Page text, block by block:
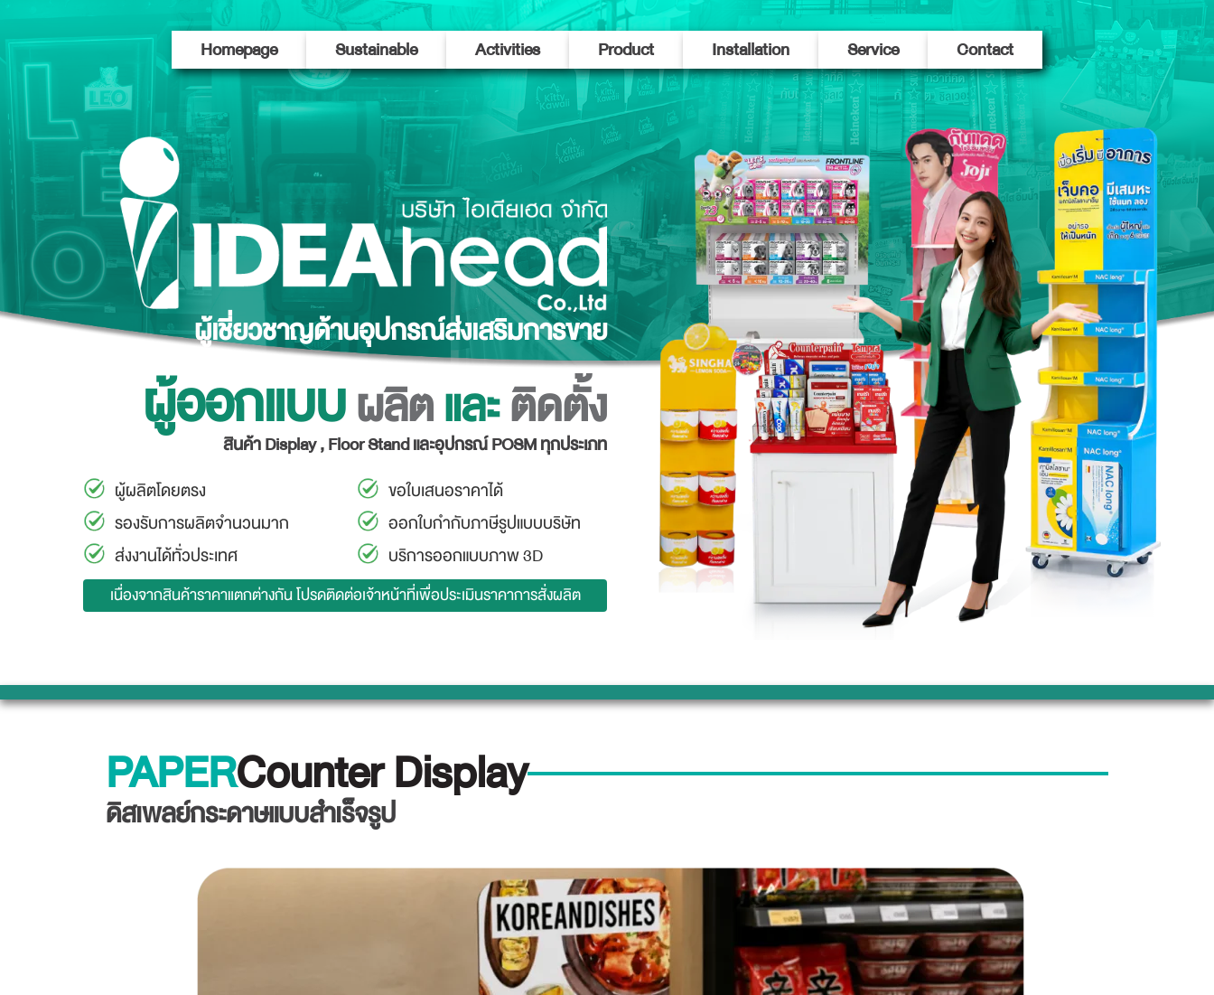
to
content
Homepage Sustainable Activities
Product
Sticker
สติ๊กเกอร์
Product Instore
สินค้าตกแต่งภายในร้าน
Posm
อุปกรณ์ส่งเสริมการขาย
Display
ดิสเพลย์ชั้นวางสินค้า
Booth Exhibition
บูธแสดงสินค้า
Lightbox
Installation Service Contact
ผู้เชี่ยวชาญด้านอุปกรณ์ส่งเสริมการขาย
ผู้ออกแบบผลิตและติดตั้ง
สินค้า Display , Floor Stand และอุปกรณ์ POSM ทุกประเภท
ผู้ผลิตโดยตรง
รองรับการผลิตจำนวนมาก
ส่งงานได้ทั่วประเทศ
ขอใบเสนอราคาได้
ออกใบกำกับภาษีรูปแบบบริษัท
บริการออกแบบภาพ 3D
เนื่องจากสินค้าราคาแตกต่างกัน โปรดติดต่อเจ้าหน้าที่เพื่อประเมินราคาการสั่งผลิต
PAPERCounter Display
ดิสเพลย์กระดาษแบบสำเร็จรูป